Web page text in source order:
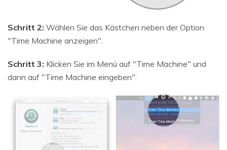
Schritt 2: Wählen Sie das Kästchen neben der Option
"Time Machine anzeigen".
Schritt 3: Klicken Sie im Menü auf "Time Machine" und
dann auf "Time Machine eingeben".